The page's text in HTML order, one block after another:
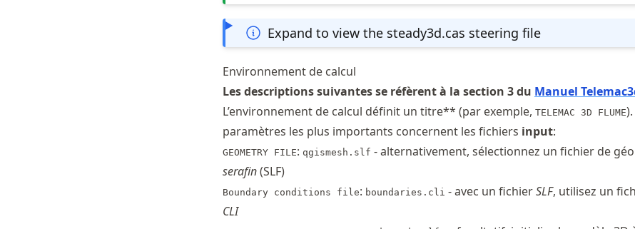
Expand to view the steady3d.cas steering file
Environnement de calcul
Les descriptions suivantes se réfèrent à la section 3 du Manuel
L’environnement de calcul définit un titre** (par exemple, TELEMAC 3D FLUME
paramètres les plus importants concernent les fichiers input:
GEOMETRY FILE: qgismesh.slf - alternativement, sélectionnez un fichier de
serafin(SLF)
Boundary conditions file: boundaries.cli - avec un fichierSLF, utilisez un
CLI